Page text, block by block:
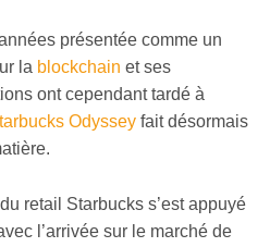
présentée comme un
la blockchain et ses
ont cependant tardé à
Odyssey fait désormais
retail Starbucks s’est appuyé
l’arrivée sur le marché de